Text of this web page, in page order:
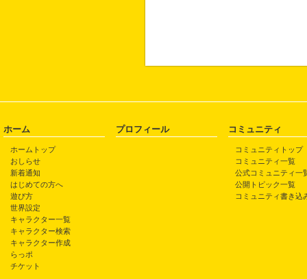
ホーム
ホームトップ
おしらせ
新着通知
はじめての方へ
遊び方
世界設定
キャラクター一覧
キャラクター検索
キャラクター作成
らっポ
チケット
プロフィール コミュニティ
コミュニティトップ
コミュニティ一覧
公式コミュニティ一
公開トピック一覧
コミュニティ書き込